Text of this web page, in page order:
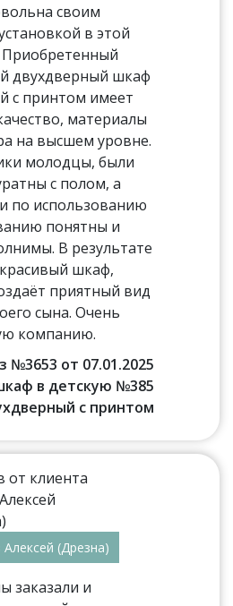
своим
в этой
двухдверный шкаф
с принтом имеет
материалы
на высшем уровне.
молодцы, были
с полом, а
по использованию
понятны и
В результате
шкаф,
приятный вид
сына. Очень
компанию.
№3653 от 07.01.2025
в детскую №385
с принтом
Алексей (Дрезна)
заказали и